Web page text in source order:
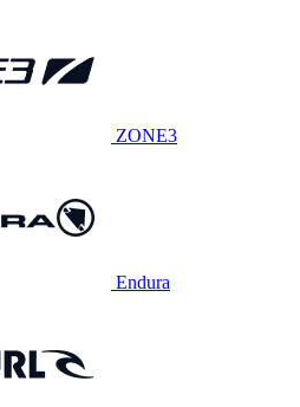
ZONE3
Endura